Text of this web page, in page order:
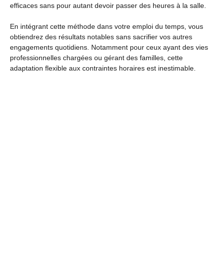
efficaces sans pour autant devoir passer des heures à la salle.
En intégrant cette méthode dans votre emploi du temps, vous
obtiendrez des résultats notables sans sacrifier vos autres
engagements quotidiens. Notamment pour ceux ayant des vies
professionnelles chargées ou gérant des familles, cette
adaptation flexible aux contraintes horaires est inestimable.